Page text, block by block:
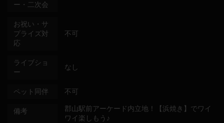
ー・二次会
お祝い・サ
プライズ対
応
不可
ライブショ
ー
なし
ペット同伴 不可
備考
郡山駅前アーケード内立地！【浜焼き】でワイ
ワイ楽しもう♪